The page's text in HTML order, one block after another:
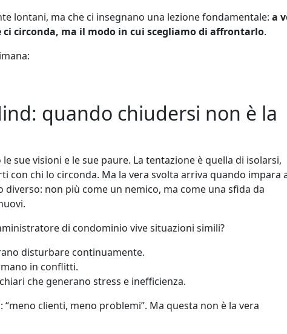
lontani, ma che ci insegnano una lezione fondamentale: a
ci circonda, ma il modo in cui scegliamo di affrontarlo.
quando chiudersi non è la
sue visioni e le sue paure. La tentazione è quella di isolarsi,
con chi lo circonda. Ma la vera svolta arriva quando impara
non più come un nemico, ma come una sfida da
di condominio vive situazioni simili?
disturbare continuamente.
in conflitti.
che generano stress e inefficienza.
clienti, meno problemi”. Ma questa non è la vera